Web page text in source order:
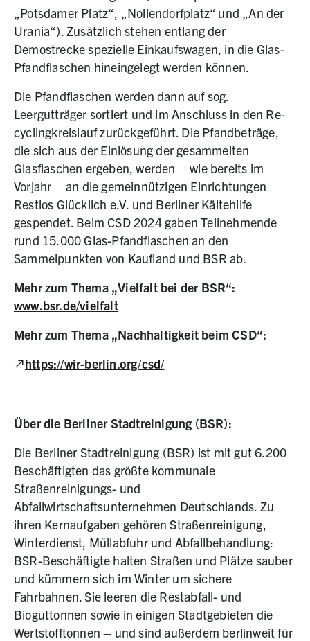
„Potsdamer Platz“, „Nollendorfplatz“ und „An der
Urania“). Zusätzlich stehen entlang der
Demostrecke spezielle Einkaufswagen, in die Glas-
Pfandflaschen hineingelegt werden können.
Die Pfandflaschen werden dann auf sog.
Leergutträger sortiert und im Anschluss in den Re­
cyclingkreislauf zurückgeführt. Die Pfandbeträge,
die sich aus der Einlösung der gesammelten
Glasflaschen ergeben, werden – wie bereits im
Vorjahr – an die gemeinnützigen Einrichtungen
Restlos Glücklich e.V. und Berliner Kältehilfe
gespendet. Beim CSD 2024 gaben Teilnehmende
rund 15.000 Glas-Pfandflaschen an den
Sammelpunkten von Kaufland und BSR ab.
Mehr zum Thema „Vielfalt bei der BSR“:
www.bsr.de/vielfalt
Mehr zum Thema „Nachhaltigkeit beim CSD“:
https://wir-berlin.org/csd/
(Link zu externer Website, öffnet in neuem Tab)
Über die Berliner Stadtreinigung (BSR):
Die Berliner Stadtreinigung (BSR) ist mit gut 6.200
Beschäftigten das größte kommunale
Straßenreinigungs- und
Abfallwirtschaftsunternehmen Deutschlands. Zu
ihren Kernaufgaben gehören Straßenreinigung,
Winterdienst, Müllabfuhr und Abfallbehandlung:
BSR-Beschäftigte halten Straßen und Plätze sauber
und kümmern sich im Winter um sichere
Fahrbahnen. Sie leeren die Restabfall- und
Bioguttonnen sowie in einigen Stadtgebieten die
Wertstofftonnen – und sind außerdem berlinweit für